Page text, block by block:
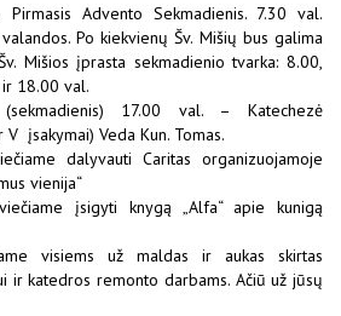
Advento Sekmadienis. 7.30 val.
Po kiekvienų Šv. Mišių bus galima
Mišios įprasta sekmadienio tvarka: 8.00,
18.00 val.
17.00 val. – Katechezė
V įsakymai) Veda Kun. Tomas.
dalyvauti Caritas organizuojamoje
vienija“
įsigyti knygą „Alfa“ apie kunigą
visiems už maldas ir aukas skirtas
ir katedros remonto darbams. Ačiū už jūsų